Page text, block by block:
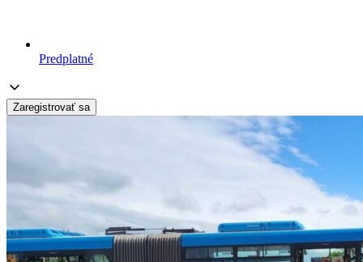
Predplatné
Zaregistrovať sa